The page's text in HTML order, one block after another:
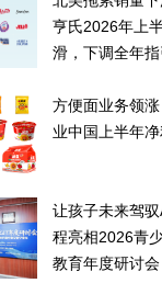
亨氏2026年上
滑，下调全年指
方便面业务领
业中国上半年
让孩子未来驾
程亮相2026青
教育年度研讨会